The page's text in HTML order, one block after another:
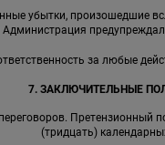
убытки, произошедшие
Администрация
за любые
7. ЗАКЛЮЧИТЕЛЬНЫЕ
Претензионный
(тридцать)